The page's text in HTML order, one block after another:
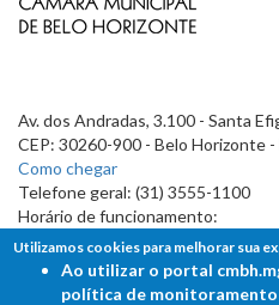
Av. dos Andradas, 3.100 - Santa
CEP: 30260-900 - Belo Horizonte -
Como chegar
Telefone geral: (31) 3555-1100
Horário de funcionamento:
7h às 19h
Utilizamos cookies para melhorar sua
Ao utilizar o portal
política de monitoramento